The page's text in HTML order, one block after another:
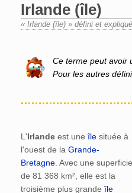
Irlande (île)
« Irlande (île) » défini et
Ce terme peut avoir
Pour les autres
L'Irlande est uneîle située à
l'ouest de la Grande-
Bretagne. Avec une superficie
de 81 368 km², elle est la
troisième plus grandeîle